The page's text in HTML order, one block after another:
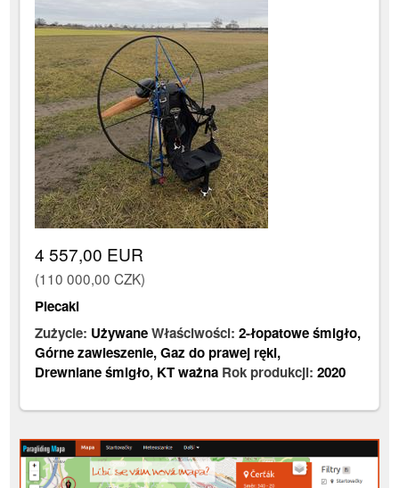
4 557,00 EUR
(110 000,00 CZK)
Plecaki
Zużycie: UżywaneWłaściwości:2-łopatowe śmigło,
Górne zawieszenie,Gaz do prawej ręki,
Drewniane śmigło, KT ważna Rok produkcji:2020